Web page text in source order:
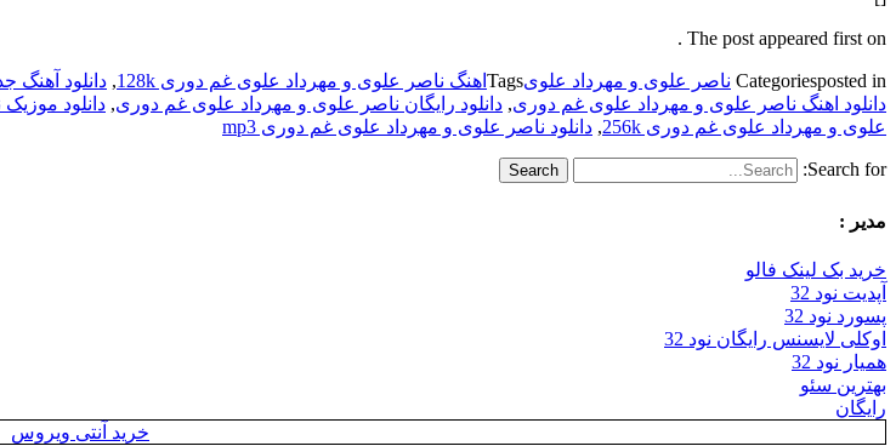
The post appeared first on .
Categoriesposted in ناصر علوی و مهرداد علویTags اهنگ ناصر علوی و مهرداد علوی غم دوری 128k , دانلود آهنگ
دانلود اهنگ ناصر علوی و مهرداد علوی غم دوری, دانلود رایگان ناصر علوی و مهرداد علوی غم دوری, دانلود
علوی و مهرداد علوی غم دوری 256k
, دانلود ناصر علوی و مهرداد علوی غم دوری mp3
Search for:
مدیر :
خرید بک لینک فالو
آپدیت نود 32
پسورد نود 32
اوکلی لایسنس رایگان نود 32
همیار نود 32
بهترین سئو
رایگان
خرید آنتی ویروس